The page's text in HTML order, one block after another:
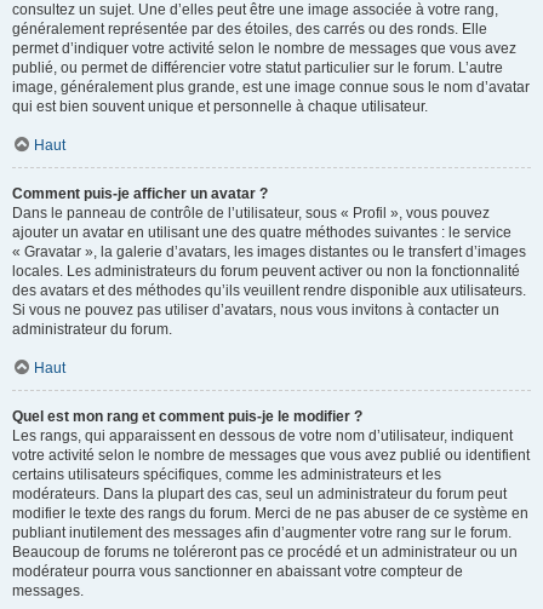
consultez un sujet. Une d’elles peut être une image associée à votre rang,
généralement représentée par des étoiles, des carrés ou des ronds. Elle
permet d’indiquer votre activité selon le nombre de messages que vous avez
publié, ou permet de différencier votre statut particulier sur le forum. L’autre
image, généralement plus grande, est une image connue sous le nom d’avatar
qui est bien souvent unique et personnelle à chaque utilisateur.
Haut
Comment puis-je afficher un avatar ?
Dans le panneau de contrôle de l’utilisateur, sous « Profil », vous pouvez
ajouter un avatar en utilisant une des quatre méthodes suivantes : le service
« Gravatar », la galerie d’avatars, les images distantes ou le transfert d’images
locales. Les administrateurs du forum peuvent activer ou non la fonctionnalité
des avatars et des méthodes qu’ils veuillent rendre disponible aux utilisateurs.
Si vous ne pouvez pas utiliser d’avatars, nous vous invitons à contacter un
administrateur du forum.
Haut
Quel est mon rang et comment puis-je le modifier ?
Les rangs, qui apparaissent en dessous de votre nom d’utilisateur, indiquent
votre activité selon le nombre de messages que vous avez publié ou identifient
certains utilisateurs spécifiques, comme les administrateurs et les
modérateurs. Dans la plupart des cas, seul un administrateur du forum peut
modifier le texte des rangs du forum. Merci de ne pas abuser de ce système en
publiant inutilement des messages afin d’augmenter votre rang sur le forum.
Beaucoup de forums ne toléreront pas ce procédé et un administrateur ou un
modérateur pourra vous sanctionner en abaissant votre compteur de
messages.